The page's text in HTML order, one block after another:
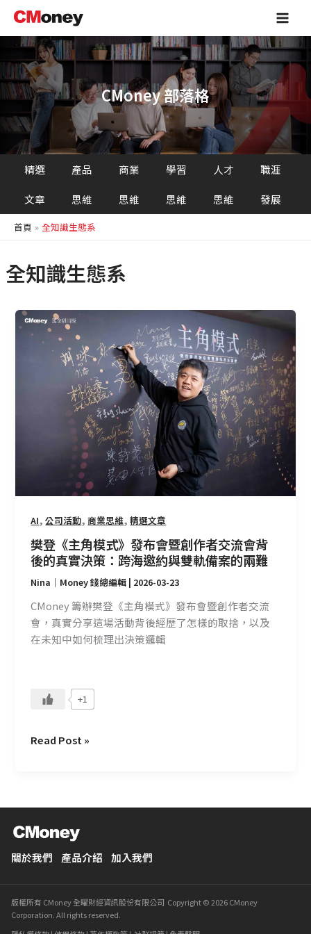
主
容
Main
CMoney 部落格
精選
文章
產品
思維
商業
思維
學習
思維
人才
思維
職涯
發展
首頁 全知識生態系
全知識生態系
AI,公司活動,商業思維,精選文章
樊登《主角模式》發布會暨創作者交流會背
後的真實決策：跨海邀約與雙軌備案的兩難
Nina｜Money 錢總編輯 | 2026-03-23
CMoney 籌辦樊登《主角模式》發布會暨創作者交流
會，真實分享這場活動背後經歷了怎樣的取捨，以及
在未知中如何梳理出決策邏輯
+1
樊
登
作
者
流
會
背
後
的
真
邀
案
的
兩
Read Post »
關於我們 產品介紹 加入我們
版權所有 CMoney 全曜財經資訊股份有限公司 Copyright © 2026 CMoney
Corporation. All rights reserved.